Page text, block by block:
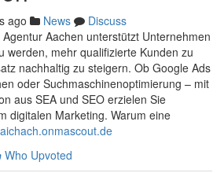
ago News
Discuss
Aachen unterstützt Unternehmen
werden, mehr qualifizierte Kunden zu
nachhaltig zu steigern. Ob Google Ads
oder Suchmaschinenoptimierung – mit
aus SEA und SEO erzielen Sie
digitalen Marketing. Warum eine
Who Upvoted